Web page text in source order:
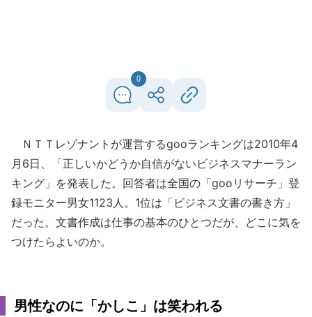
0
ＮＴＴレゾナントが運営するgooランキングは2010年4
月6日、「正しいかどうか自信がないビジネスマナーラン
キング」を発表した。回答者は全国の「gooリサーチ」登
録モニター男女1123人。1位は「ビジネス文書の書き方」
だった。文書作成は仕事の基本のひとつだが、どこに気を
つけたらよいのか。
男性なのに「かしこ」は笑われる